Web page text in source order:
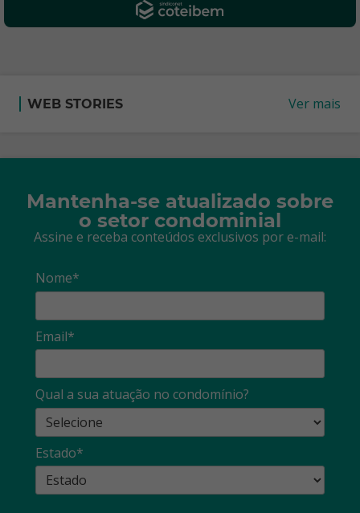
WEB STORIES Ver mais
Mantenha-se atualizado sobre
o setor condominial
Assine e receba conteúdos exclusivos por e-mail:
Nome*
Email*
Qual a sua atuação no condomínio?
Estado*